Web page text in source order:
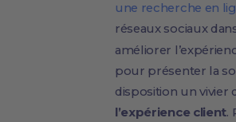
une recherche en
réseaux sociaux
améliorer
pour présenter la
disposition un vivier
l’expérience client.